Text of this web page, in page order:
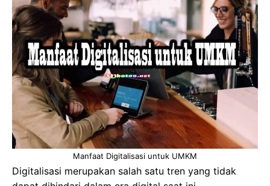
Manfaat Digitalisasi untuk UMKM
Digitalisasi merupakan salah satu tren yang tidak